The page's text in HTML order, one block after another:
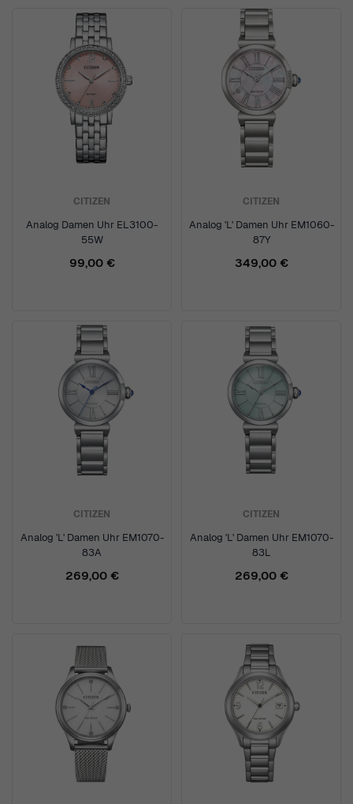
CITIZEN
Analog Damen Uhr EL3100-
55W
99,00 €
CITIZEN
Analog 'L' Damen Uhr EM1060-
87Y
349,00 €
CITIZEN
Analog 'L' Damen Uhr EM1070-
83A
269,00 €
CITIZEN
Analog 'L' Damen Uhr EM1070-
83L
269,00 €